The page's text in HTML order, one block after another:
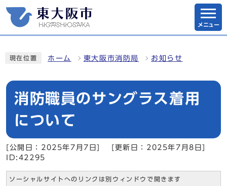
メニュー
現在位置 ホーム 東大阪市消防局 お知らせ
消防職員のサングラス着用
について
[公開日：2025年7月7日]
[更新日：2025年7月8日]
ID:42295
ソーシャルサイトへのリンクは別ウィンドウで開きます